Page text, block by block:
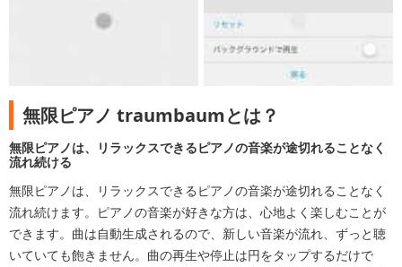
無限ピアノ traumbaumとは？
無限ピアノは、リラックスできるピアノの音楽が途切れることなく
流れ続ける
無限ピアノは、リラックスできるピアノの音楽が途切れることなく
流れ続けます。ピアノの音楽が好きな方は、心地よく楽しむことが
できます。曲は自動生成されるので、新しい音楽が流れ、ずっと聴
いていても飽きません。曲の再生や停止は円をタップするだけで